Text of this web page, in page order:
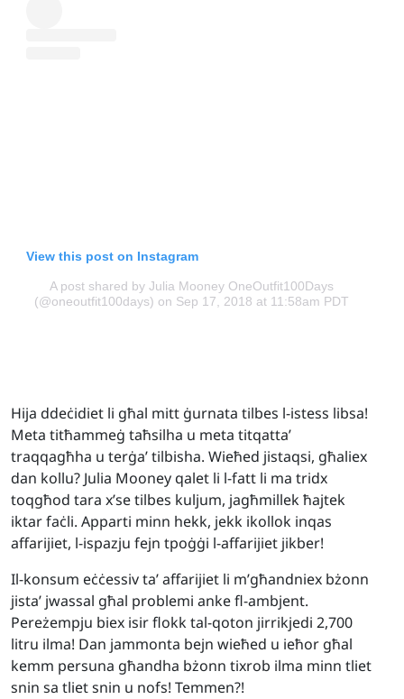
View this post on Instagram
A post shared by Julia Mooney OneOutfit100Days
(@oneoutfit100days) on Sep 17, 2018 at 11:58am PDT
Hija ddeċidiet li għal mitt ġurnata tilbes l-istess libsa!
Meta titħammeġ taħsilha u meta titqatta’
traqqagħha u terġa’ tilbisha. Wieħed jistaqsi, għaliex
dan kollu? Julia Mooney qalet li l-fatt li ma tridx
toqgħod tara x’se tilbes kuljum, jagħmillek ħajtek
iktar faċli. Apparti minn hekk, jekk ikollok inqas
affarijiet, l-ispazju fejn tpoġġi l-affarijiet jikber!
Il-konsum eċċessiv ta’ affarijiet li m’għandniex bżonn
jista’ jwassal għal problemi anke fl-ambjent.
Pereżempju biex isir flokk tal-qoton jirrikjedi 2,700
litru ilma! Dan jammonta bejn wieħed u ieħor għal
kemm persuna għandha bżonn tixrob ilma minn tliet
snin sa tliet snin u nofs! Temmen?!